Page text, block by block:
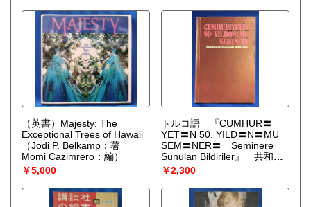
（英書）Majesty: The
Exceptional Trees of Hawaii
（Jodi P. Belkamp：著
Momi Cazimrero：編）
￥5,000
トルコ語 『CUMHUR〓
YET〓N 50. YILD〓N〓MU
SEM〓NER〓 Seminere
Sunulan Bildiriler』 共和国
セミナー50周年セミナーで発
表された論文
￥2,300